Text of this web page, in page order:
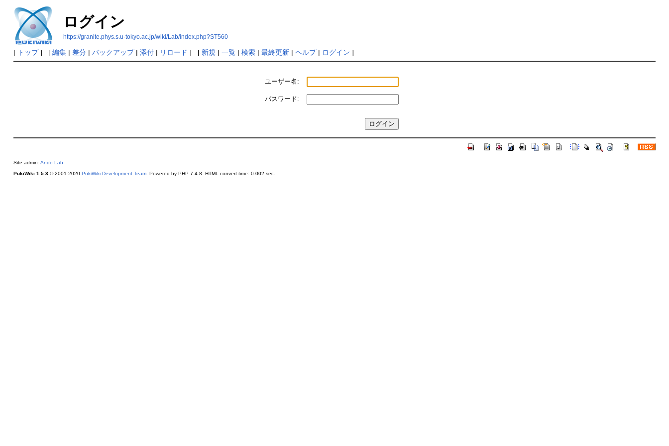
ログイン
https://granite.phys.s.u-tokyo.ac.jp/wiki/Lab/index.php?ST560
[ トップ] [ 編集| 差分| バックアップ| 添付| リロード ] [ 新規 | 一覧| 検索| 最終更新| ヘルプ| ログイン ]
ユーザー名:
パスワード:
Site admin: Ando Lab
PukiWiki 1.5.3© 2001-2020 PukiWiki Development Team. Powered by PHP 7.4.8. HTML convert time: 0.002 sec.